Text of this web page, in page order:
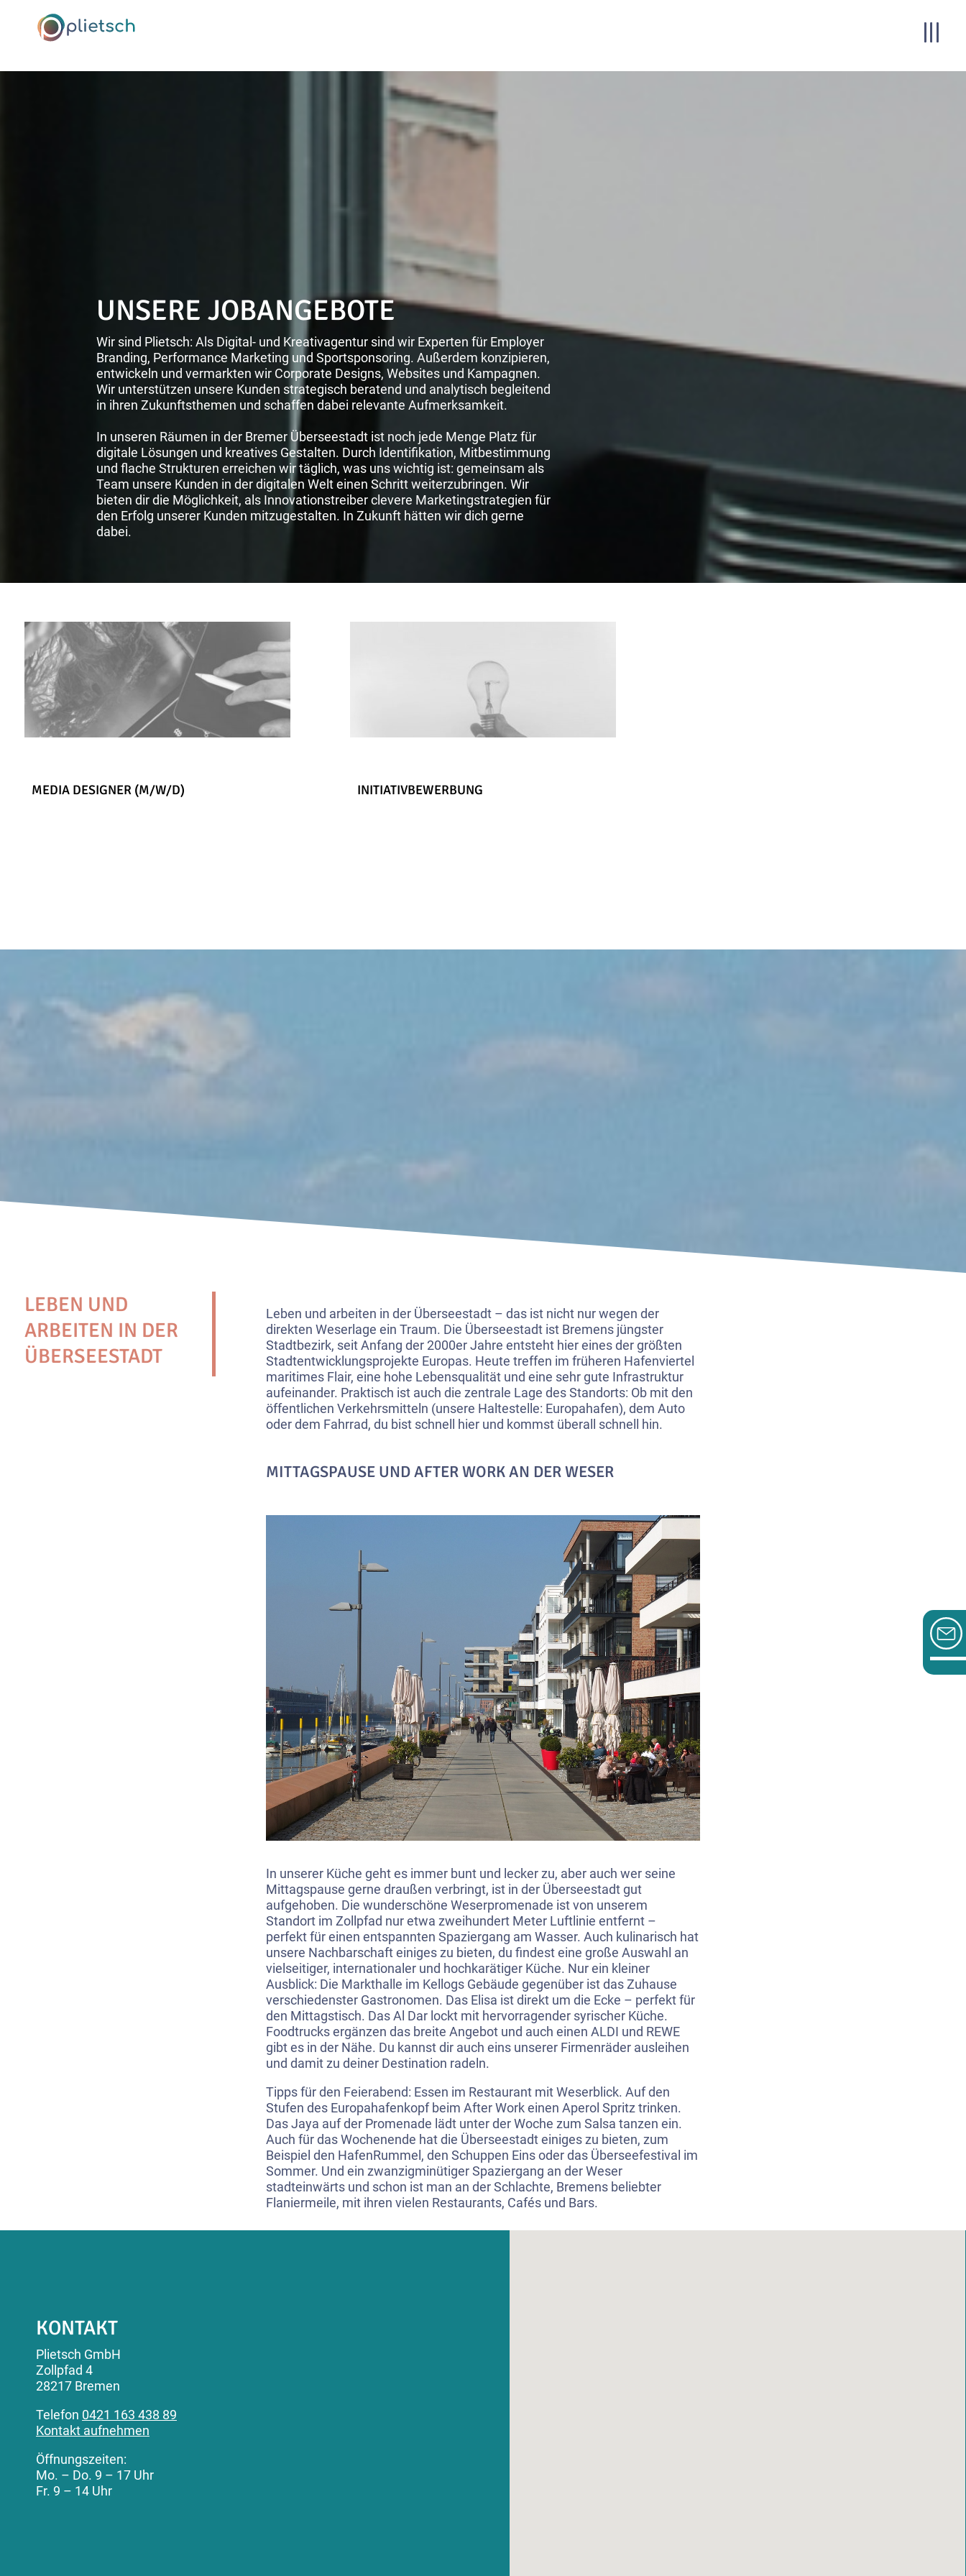
UNSERE JOBANGEBOTE
Wir sind Plietsch: Als Digital- und Kreativagentur sind wir Experten für Employer
Branding, Performance Marketing und Sportsponsoring. Außerdem konzipieren,
entwickeln und vermarkten wir Corporate Designs, Websites und Kampagnen.
Wir unterstützen unsere Kunden strategisch beratend und analytisch begleitend
in ihren Zukunftsthemen und schaffen dabei relevante Aufmerksamkeit.
In unseren Räumen in der Bremer Überseestadt ist noch jede Menge Platz für
digitale Lösungen und kreatives Gestalten. Durch Identifikation, Mitbestimmung
und flache Strukturen erreichen wir täglich, was uns wichtig ist: gemeinsam als
Team unsere Kunden in der digitalen Welt einen Schritt weiterzubringen. Wir
bieten dir die Möglichkeit, als Innovationstreiber clevere Marketingstrategien für
den Erfolg unserer Kunden mitzugestalten. In Zukunft hätten wir dich gerne
dabei.
MEDIA DESIGNER (M/W/D) INITIATIVBEWERBUNG
LEBEN UND
ARBEITEN IN DER
ÜBERSEESTADT
Leben und arbeiten in der Überseestadt – das ist nicht nur wegen der
direkten Weserlage ein Traum. Die Überseestadt ist Bremens jüngster
Stadtbezirk, seit Anfang der 2000er Jahre entsteht hier eines der größten
Stadtentwicklungsprojekte Europas. Heute treffen im früheren Hafenviertel
maritimes Flair, eine hohe Lebensqualität und eine sehr gute Infrastruktur
aufeinander. Praktisch ist auch die zentrale Lage des Standorts: Ob mit den
öffentlichen Verkehrsmitteln (unsere Haltestelle: Europahafen), dem Auto
oder dem Fahrrad, du bist schnell hier und kommst überall schnell hin.
MITTAGSPAUSE UND AFTER WORK AN DER WESER
In unserer Küche geht es immer bunt und lecker zu, aber auch wer seine
Mittagspause gerne draußen verbringt, ist in der Überseestadt gut
aufgehoben. Die wunderschöne Weserpromenade ist von unserem
Standort im Zollpfad nur etwa zweihundert Meter Luftlinie entfernt –
perfekt für einen entspannten Spaziergang am Wasser. Auch kulinarisch hat
unsere Nachbarschaft einiges zu bieten, du findest eine große Auswahl an
vielseitiger, internationaler und hochkarätiger Küche. Nur ein kleiner
Ausblick: Die Markthalle im Kellogs Gebäude gegenüber ist das Zuhause
verschiedenster Gastronomen. Das Elisa ist direkt um die Ecke – perfekt für
den Mittagstisch. Das Al Dar lockt mit hervorragender syrischer Küche.
Foodtrucks ergänzen das breite Angebot und auch einen ALDI und REWE
gibt es in der Nähe. Du kannst dir auch eins unserer Firmenräder ausleihen
und damit zu deiner Destination radeln.
Tipps für den Feierabend: Essen im Restaurant mit Weserblick. Auf den
Stufen des Europahafenkopf beim After Work einen Aperol Spritz trinken.
Das Jaya auf der Promenade lädt unter der Woche zum Salsa tanzen ein.
Auch für das Wochenende hat die Überseestadt einiges zu bieten, zum
Beispiel den HafenRummel, den Schuppen Eins oder das Überseefestival im
Sommer. Und ein zwanzigminütiger Spaziergang an der Weser
stadteinwärts und schon ist man an der Schlachte, Bremens beliebter
Flaniermeile, mit ihren vielen Restaurants, Cafés und Bars.
KONTAKT
Plietsch GmbH
Zollpfad 4
28217 Bremen
Telefon 0421 163 438 89
Kontakt aufnehmen
Öffnungszeiten:
Mo. – Do. 9 – 17 Uhr
Fr. 9 – 14 Uhr